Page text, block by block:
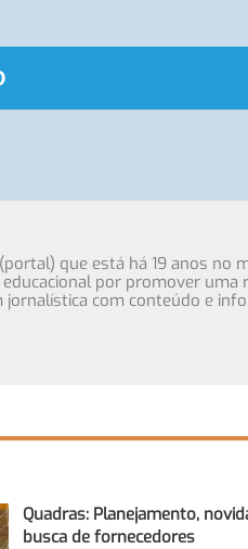
que está há 19 anos no
educacional por promover uma
com conteúdo e
Quadras: Planejamento,
busca de fornecedores